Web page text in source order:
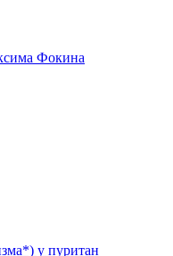
Фокина
у пуритан